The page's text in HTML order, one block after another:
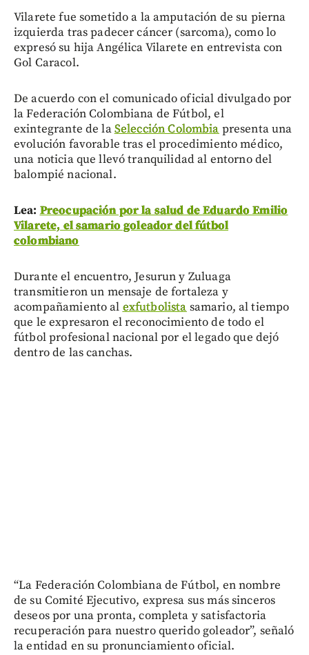
Vilarete fue sometido a la amputación de su pierna
izquierda tras padecer cáncer (sarcoma), como lo
expresó su hija Angélica Vilarete en entrevista con
Gol Caracol.
De acuerdo con el comunicado oficial divulgado por
la Federación Colombiana de Fútbol, el
exintegrante de laSelección Colombia presenta una
evolución favorable tras el procedimiento médico,
una noticia que llevó tranquilidad al entorno del
balompié nacional.
Lea: Preocupación por la salud de Eduardo Emilio
Vilarete, el samario goleador del fútbol
colombiano
Durante el encuentro, Jesurun y Zuluaga
transmitieron un mensaje de fortaleza y
acompañamiento al exfutbolista samario, al tiempo
que le expresaron el reconocimiento de todo el
fútbol profesional nacional por el legado que dejó
dentro de las canchas.
“La Federación Colombiana de Fútbol, en nombre
de su Comité Ejecutivo, expresa sus más sinceros
deseos por una pronta, completa y satisfactoria
recuperación para nuestro querido goleador”, señaló
la entidad en su pronunciamiento oficial.